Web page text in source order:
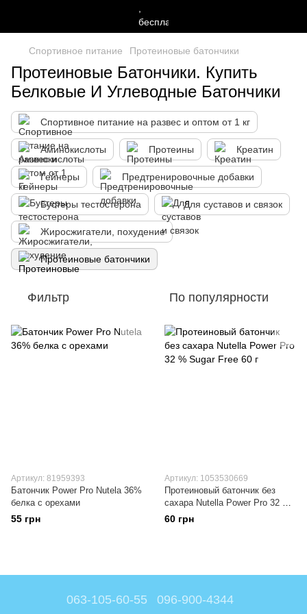
Спортивное питание Протеиновые батончики
Протеиновые Батончики. Купить
Белковые И Углеводные Батончики
Спортивное питание на развес и оптом от 1 кг
Аминокислоты Протеины Креатин
Гейнеры Предтренировочные добавки
Бустеры тестостерона Для суставов и связок
Жиросжигатели, похудение
Протеиновые батончики
Фильтр По популярности
Артикул: 81959393
Батончик Power Pro Nutela 36%
белка с орехами
55 грн
Артикул: 1053530669
Протеиновый батончик без
сахара Nutella Power Pro 32 %
Sugar Free 60 г
60 грн
063-105-60-55 096-900-4344